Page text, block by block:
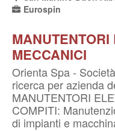
Eurospin
MANUTENTORI
MECCANICI
Orienta Spa -
ricerca per azienda
MANUTENTORI
COMPITI:
di impianti e